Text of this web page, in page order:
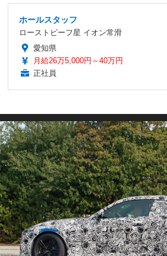
ホールスタッフ
ローストビーフ星 イオン常滑
愛知県
月給26万5,000円～40万円
正社員